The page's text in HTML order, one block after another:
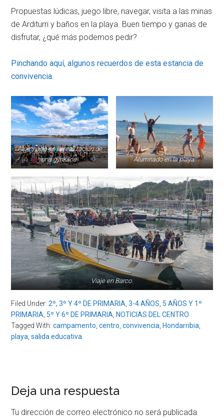
Propuestas lúdicas, juego libre, navegar, visita a las minas
de Arditurri y baños en la playa. Buen tiempo y ganas de
disfrutar, ¿qué más podemos pedir?
Pinchando aquí, algunos recuerdos de esta estancia de
convivencia.
Alumnado en la realización de
una gynkana.
Alumnado en la playa.
Viaje en Barco.
Filed Under:2º, 3º Y 4º DE PRIMARIA ,3-4 AÑOS 5 AÑOS Y 1º
PRIMARIA 5º Y 6º DE PRIMARIA NOTICIAS DEL CENTRO
Tagged With:campamento ,centro ,convivencia Hondarribia
playa ,salida educativa
Reader
Interactions
Deja una respuesta
Tu dirección de correo electrónico no será publicada.